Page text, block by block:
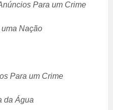
Para um Crime
Nação
Para um Crime
da Água